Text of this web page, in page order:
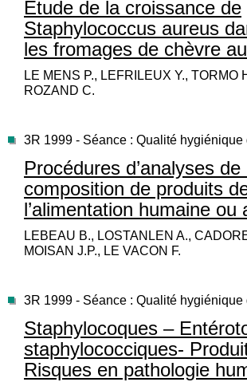
Etude de la croissance de
Staphylococcus aureus
les fromages de chèvre
LE MENS P., LEFRILEUX Y., TORMO
ROZAND C.
3R 1999 - Séance : Qualité hygiénique
Procédures d’analyses de
composition de produits
l’alimentation humaine ou
LEBEAU B., LOSTANLEN A.,
MOISAN J.P., LE VACON F.
3R 1999 - Séance : Qualité hygiénique
Staphylocoques –
staphylococciques-
Risques en pathologie